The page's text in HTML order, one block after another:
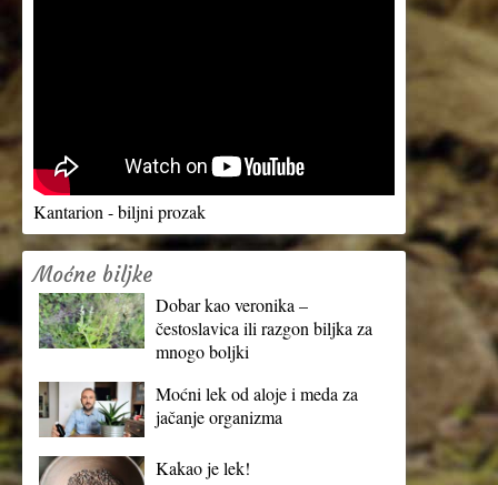
Kantarion - biljni prozak
Moćne biljke
Dobar kao veronika –
čestoslavica ili razgon biljka za
mnogo boljki
Moćni lek od aloje i meda za
jačanje organizma
Kakao je lek!